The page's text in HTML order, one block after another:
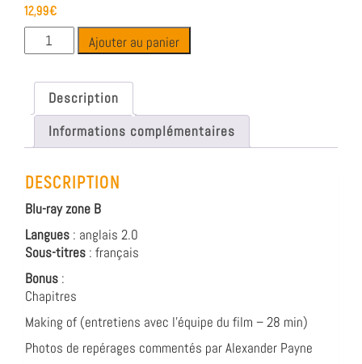
12,99€
Ajouter au panier
Description
Informations complémentaires
DESCRIPTION
Blu-ray zone B
Langues : anglais 2.0
Sous-titres : français
Bonus :
Chapitres
Making of (entretiens avec l’équipe du film – 28 min)
Photos de repérages commentés par Alexander Payne